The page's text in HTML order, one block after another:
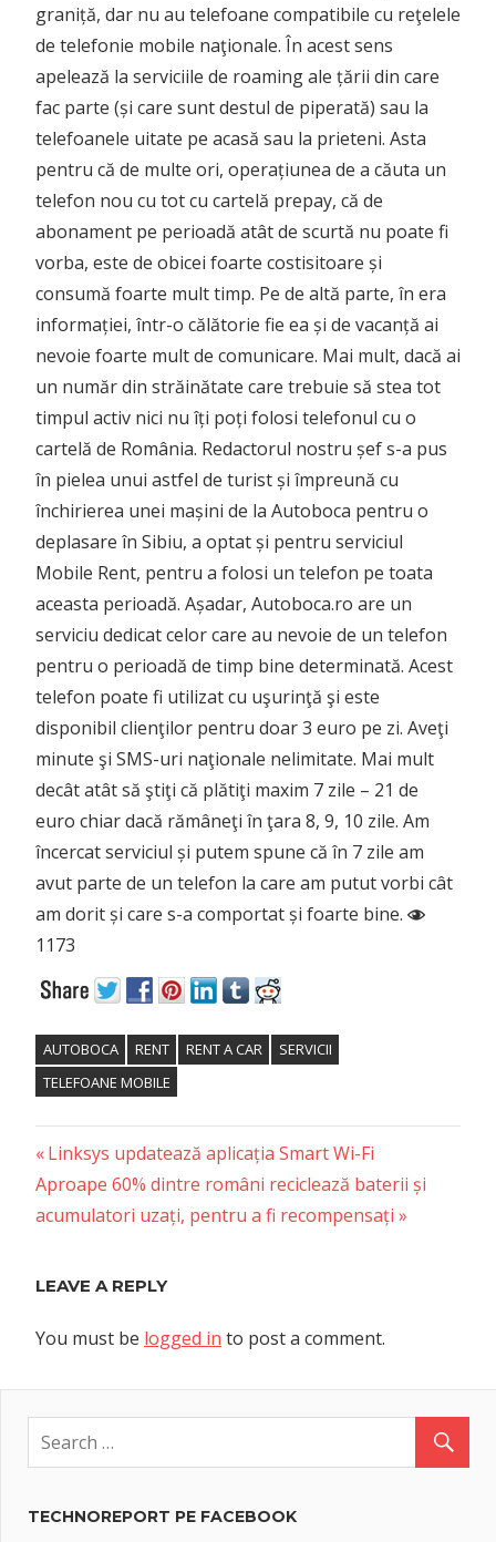
graniță, dar nu au telefoane compatibile cu reţelele
de telefonie mobile naţionale. În acest sens
apelează la serviciile de roaming ale țării din care
fac parte (și care sunt destul de piperată) sau la
telefoanele uitate pe acasă sau la prieteni. Asta
pentru că de multe ori, operațiunea de a căuta un
telefon nou cu tot cu cartelă prepay, că de
abonament pe perioadă atât de scurtă nu poate fi
vorba, este de obicei foarte costisitoare și
consumă foarte mult timp. Pe de altă parte, în era
informației, într-o călătorie fie ea și de vacanță ai
nevoie foarte mult de comunicare. Mai mult, dacă ai
un număr din străinătate care trebuie să stea tot
timpul activ nici nu îți poți folosi telefonul cu o
cartelă de România. Redactorul nostru șef s-a pus
în pielea unui astfel de turist și împreună cu
închirierea unei mașini de la Autoboca pentru o
deplasare în Sibiu, a optat și pentru serviciul
Mobile Rent, pentru a folosi un telefon pe toata
aceasta perioadă. Așadar, Autoboca.ro are un
serviciu dedicat celor care au nevoie de un telefon
pentru o perioadă de timp bine determinată. Acest
telefon poate fi utilizat cu uşurinţă şi este
disponibil clienţilor pentru doar 3 euro pe zi. Aveţi
minute şi SMS-uri naţionale nelimitate. Mai mult
decât atât să ştiţi că plătiţi maxim 7 zile – 21 de
euro chiar dacă rămâneţi în ţara 8, 9, 10 zile. Am
încercat serviciul și putem spune că în 7 zile am
avut parte de un telefon la care am putut vorbi cât
am dorit și care s-a comportat și foarte bine.
1173
AUTOBOCA RENT RENT A CAR
SERVICII
TELEFOANE MOBILE
Post
navigation
Previous
Post:
Linksys updatează aplicația Smart Wi-Fi
Next
Post:
Aproape 60% dintre români reciclează baterii și
acumulatori uzați, pentru a fi recompensați
LEAVE A REPLY
You must be logged in to post a comment.
TECHNOREPORT PE FACEBOOK